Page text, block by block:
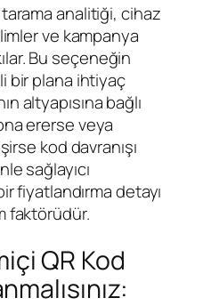
analitiği, cihaz
ve kampanya
Bu seçeneğin
bir plana ihtiyaç
altyapısına bağlı
ererse veya
kod davranışı
sağlayıcı
fiyatlandırma detayı
faktörüdür.
QR Kod